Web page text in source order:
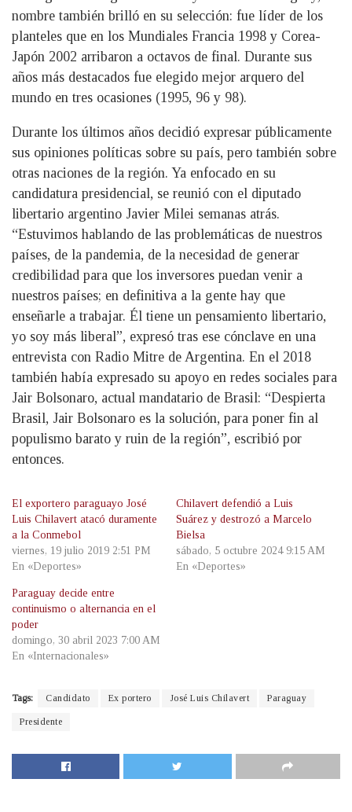
nombre también brilló en su selección: fue líder de los
planteles que en los Mundiales Francia 1998 y Corea-
Japón 2002 arribaron a octavos de final. Durante sus
años más destacados fue elegido mejor arquero del
mundo en tres ocasiones (1995, 96 y 98).
Durante los últimos años decidió expresar públicamente
sus opiniones políticas sobre su país, pero también sobre
otras naciones de la región. Ya enfocado en su
candidatura presidencial, se reunió con el diputado
libertario argentino Javier Milei semanas atrás.
“Estuvimos hablando de las problemáticas de nuestros
países, de la pandemia, de la necesidad de generar
credibilidad para que los inversores puedan venir a
nuestros países; en definitiva a la gente hay que
enseñarle a trabajar. Él tiene un pensamiento libertario,
yo soy más liberal”, expresó tras ese cónclave en una
entrevista con Radio Mitre de Argentina. En el 2018
también había expresado su apoyo en redes sociales para
Jair Bolsonaro, actual mandatario de Brasil: “Despierta
Brasil, Jair Bolsonaro es la solución, para poner fin al
populismo barato y ruin de la región”, escribió por
entonces.
El exportero paraguayo José
Luis Chilavert atacó duramente
a la Conmebol
viernes, 19 julio 2019 2:51 PM
En «Deportes»
Chilavert defendió a Luis
Suárez y destrozó a Marcelo
Bielsa
sábado, 5 octubre 2024 9:15 AM
En «Deportes»
Paraguay decide entre
continuismo o alternancia en el
poder
domingo, 30 abril 2023 7:00 AM
En «Internacionales»
Tags: Candidato Ex portero José Luis Chilavert Paraguay
Presidente